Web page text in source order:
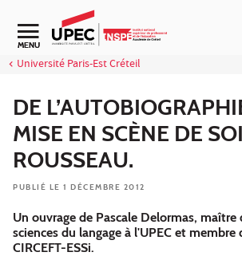
Aller au contenu
Navigation secondaire
MENU
Université Paris-Est Créteil
DE
MISE EN SCÈNE DE
ROUSSEAU.
PUBLIÉ LE 1 DÉCEMBRE 2012
Un ouvrage de Pascale Delormas, maître
sciences du langage à l'UPEC et
CIRCEFT-ESSi.